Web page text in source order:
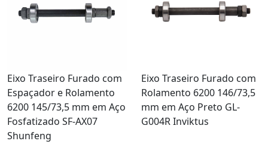
Eixo Traseiro Furado com
Espaçador e Rolamento
6200 145/73,5 mm em Aço
Fosfatizado SF-AX07
Shunfeng
Eixo Traseiro Furado com
Rolamento 6200 146/73,5
mm em Aço Preto GL-
G004R Inviktus